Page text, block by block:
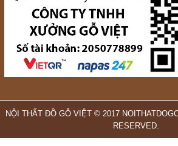
NỘI THẤT ĐỒ GỖ VIỆT © 2017
RESERVED.